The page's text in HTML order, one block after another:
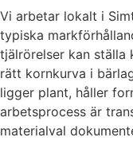
Vi arbetar lokalt i
typiska
tjälrörelser kan ställa
rätt kornkurva i
ligger plant, håller
arbetsprocess är
materialval